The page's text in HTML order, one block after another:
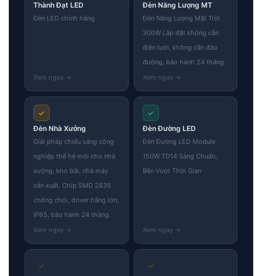
Thành Đạt LED
Đèn LED chính hãng
Đèn Năng Lượng MT
Đèn Năng Lượng Mặt Trời
300W Lắp đặt không cần
điện lưới, không cần đào
đường, bảo hành 24 tháng.
✓
Đèn Nhà Xưởng
Giải pháp chiếu sáng công
nghiệp thế hệ mới cho nhà
xưởng, kho bãi, nhà máy
sản xuất. Chip SMD 2835
chống chói, driver hãng lớn,
IP65, bảo hành 24 tháng.
✓
Đèn Đường LED
Đèn Đường LED Module
150W TD14 Sáng Chuẩn,
Bền Vượt Thời Gian
✓ ✓